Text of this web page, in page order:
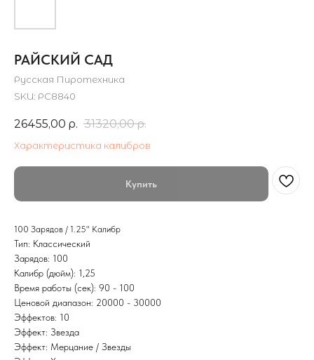
РАЙСКИЙ САД
Русская Пиротехника
SKU: РС8840
26455,00 р. 31320,00 р.
Характеристика калибров
Купить
100 Зарядов / 1.25" Калибр
Тип: Классический
Зарядов: 100
Калибр (дюйм): 1,25
Время работы (сек): 90 - 100
Ценовой диапазон: 20000 - 30000
Эффектов: 10
Эффект: Звезда
Эффект: Мерцание / Звезды